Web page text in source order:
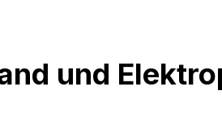
und